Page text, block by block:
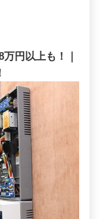
円以上も！｜